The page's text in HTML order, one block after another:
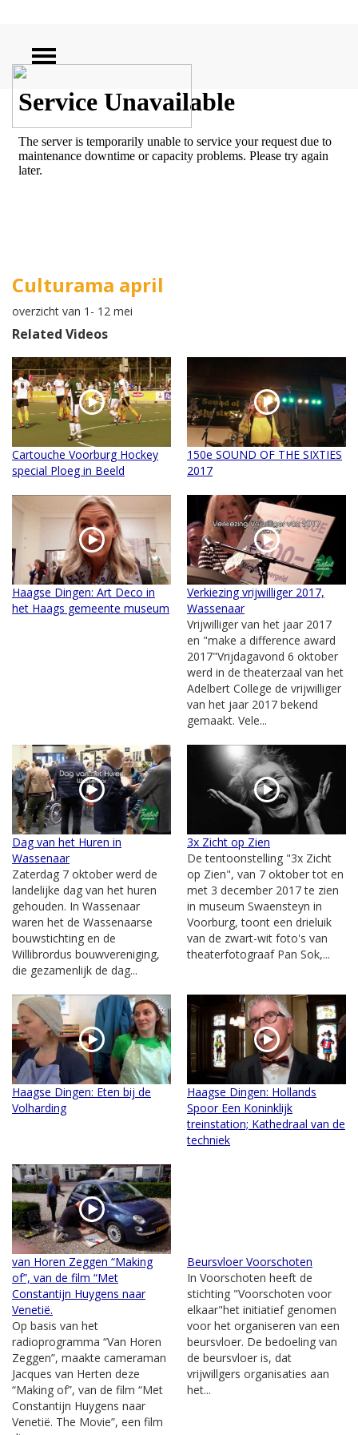
ZOEKEN
Culturama april
overzicht van 1- 12 mei
Related Videos
Cartouche Voorburg Hockey
special Ploeg in Beeld
150e SOUND OF THE SIXTIES
2017
Haagse Dingen: Art Deco in
het Haags gemeente museum
Verkiezing vrijwilliger 2017,
Wassenaar
Vrijwilliger van het jaar 2017
en "make a difference award
2017"Vrijdagavond 6 oktober
werd in de theaterzaal van het
Adelbert College de vrijwilliger
van het jaar 2017 bekend
gemaakt. Vele...
Dag van het Huren in
Wassenaar
Zaterdag 7 oktober werd de
landelijke dag van het huren
gehouden. In Wassenaar
waren het de Wassenaarse
bouwstichting en de
Willibrordus bouwvereniging,
die gezamenlijk de dag...
3x Zicht op Zien
De tentoonstelling "3x Zicht
op Zien", van 7 oktober tot en
met 3 december 2017 te zien
in museum Swaensteyn in
Voorburg, toont een drieluik
van de zwart-wit foto's van
theaterfotograaf Pan Sok,...
Haagse Dingen: Eten bij de
Volharding
Haagse Dingen: Hollands
Spoor Een Koninklijk
treinstation; Kathedraal van de
techniek
van Horen Zeggen “Making
of”, van de film “Met
Constantijn Huygens naar
Venetië.
Op basis van het
radioprogramma “Van Horen
Zeggen”, maakte cameraman
Jacques van Herten deze
“Making of”, van de film “Met
Constantijn Huygens naar
Venetië. The Movie”, een film
Beursvloer Voorschoten
In Voorschoten heeft de
stichting "Voorschoten voor
elkaar"het initiatief genomen
voor het organiseren van een
beursvloer. De bedoeling van
de beursvloer is, dat
vrijwillgers organisaties aan
het...